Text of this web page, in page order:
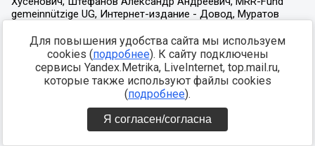
Для повышения удобства сайта мы используем
cookies (подробнее). К сайту подключены
сервисы Yandex.Metrika, LiveInternet, top.mail.ru,
которые также используют файлы cookies
(подробнее).
Я согласен/согласна